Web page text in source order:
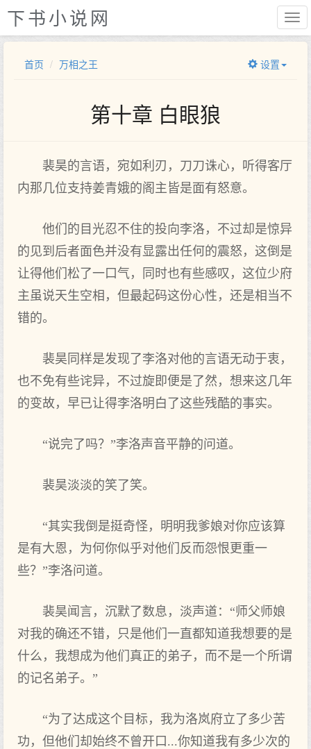
下书小说网
首页 万相之王 设置
第十章 白眼狼
裴昊的言语，宛如利刃，刀刀诛心，听得客厅
内那几位支持姜青娥的阁主皆是面有怒意。
他们的目光忍不住的投向李洛，不过却是惊异
的见到后者面色并没有显露出任何的震怒，这倒是
让得他们松了一口气，同时也有些感叹，这位少府
主虽说天生空相，但最起码这份心性，还是相当不
错的。
裴昊同样是发现了李洛对他的言语无动于衷，
也不免有些诧异，不过旋即便是了然，想来这几年
的变故，早已让得李洛明白了这些残酷的事实。
“说完了吗？”李洛声音平静的问道。
裴昊淡淡的笑了笑。
“其实我倒是挺奇怪，明明我爹娘对你应该算
是有大恩，为何你似乎对他们反而怨恨更重一
些？”李洛问道。
裴昊闻言，沉默了数息，淡声道：“师父师娘
对我的确还不错，只是他们一直都知道我想要的是
什么，我想成为他们真正的弟子，而不是一个所谓
的记名弟子。”
“为了达成这个目标，我为洛岚府立了多少苦
功，但他们却始终不曾开口...你知道我有多少次的